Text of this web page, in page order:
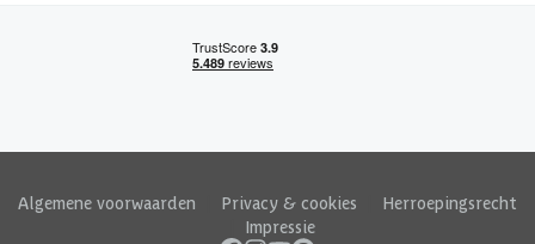
Algemene voorwaarden Privacy & cookies
Herroepingsrecht
Impressie